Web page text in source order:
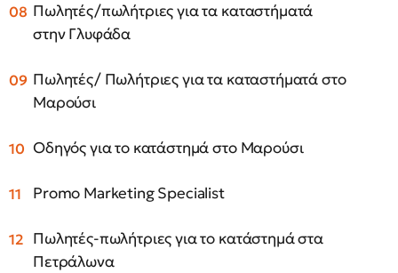
Πωλητές/πωλήτριες για τα καταστήματά
στην Γλυφάδα
Πωλητές/ Πωλήτριες για τα καταστήματά στο
Μαρούσι
Οδηγός για το κατάστημά στο Μαρούσι
Promo Marketing Specialist
Πωλητές-πωλήτριες για το κατάστημά στα
Πετράλωνα